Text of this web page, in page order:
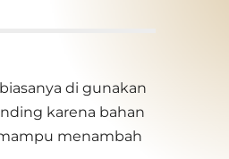
di gunakan
karena bahan
menambah